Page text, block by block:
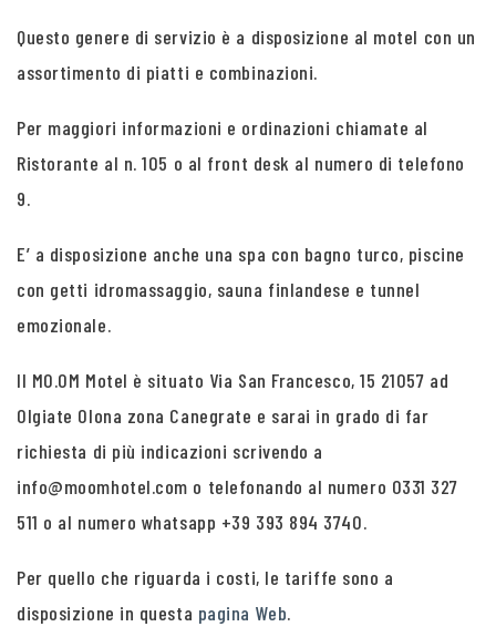
Questo genere di servizio è a disposizione al motel con un
assortimento di piatti e combinazioni.
Per maggiori informazioni e ordinazioni chiamate al
Ristorante al n. 105 o al front desk al numero di telefono
9.
E’ a disposizione anche una spa con bagno turco, piscine
con getti idromassaggio, sauna finlandese e tunnel
emozionale.
Il MO.OM Motel è situato Via San Francesco, 15 21057 ad
Olgiate Olona zona Canegrate e sarai in grado di far
richiesta di più indicazioni scrivendo a
info@moomhotel.com o telefonando al numero 0331 327
511 o al numero whatsapp +39 393 894 3740.
Per quello che riguarda i costi, le tariffe sono a
disposizione in questa pagina Web.